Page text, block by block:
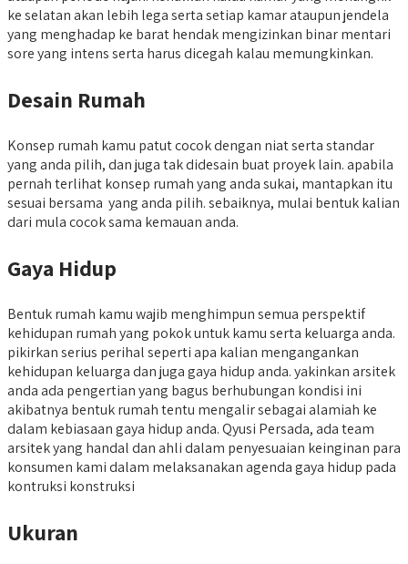
ke selatan akan lebih lega serta setiap kamar ataupun jendela
yang menghadap ke barat hendak mengizinkan binar mentari
sore yang intens serta harus dicegah kalau memungkinkan.
Desain Rumah
Konsep rumah kamu patut cocok dengan niat serta standar
yang anda pilih, dan juga tak didesain buat proyek lain. apabila
pernah terlihat konsep rumah yang anda sukai, mantapkan itu
sesuai bersama yang anda pilih. sebaiknya, mulai bentuk kalian
dari mula cocok sama kemauan anda.
Gaya Hidup
Bentuk rumah kamu wajib menghimpun semua perspektif
kehidupan rumah yang pokok untuk kamu serta keluarga anda.
pikirkan serius perihal seperti apa kalian mengangankan
kehidupan keluarga dan juga gaya hidup anda. yakinkan arsitek
anda ada pengertian yang bagus berhubungan kondisi ini
akibatnya bentuk rumah tentu mengalir sebagai alamiah ke
dalam kebiasaan gaya hidup anda. Qyusi Persada, ada team
arsitek yang handal dan ahli dalam penyesuaian keinginan para
konsumen kami dalam melaksanakan agenda gaya hidup pada
kontruksi konstruksi
Ukuran